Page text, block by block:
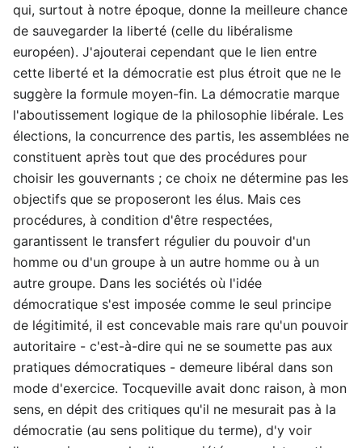
qui, surtout à notre époque, donne la meilleure chance
de sauvegarder la liberté (celle du libéralisme
européen). J'ajouterai cependant que le lien entre
cette liberté et la démocratie est plus étroit que ne le
suggère la formule moyen-fin. La démocratie marque
l'aboutissement logique de la philosophie libérale. Les
élections, la concurrence des partis, les assemblées ne
constituent après tout que des procédures pour
choisir les gouvernants ; ce choix ne détermine pas les
objectifs que se proposeront les élus. Mais ces
procédures, à condition d'être respectées,
garantissent le transfert régulier du pouvoir d'un
homme ou d'un groupe à un autre homme ou à un
autre groupe. Dans les sociétés où l'idée
démocratique s'est imposée comme le seul principe
de légitimité, il est concevable mais rare qu'un pouvoir
autoritaire - c'est-à-dire qui ne se soumette pas aux
pratiques démocratiques - demeure libéral dans son
mode d'exercice. Tocqueville avait donc raison, à mon
sens, en dépit des critiques qu'il ne mesurait pas à la
démocratie (au sens politique du terme), d'y voir